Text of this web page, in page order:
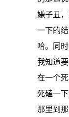
嫌子丑
一下的
哈。同
我知道
在一个
死磕一
那里到